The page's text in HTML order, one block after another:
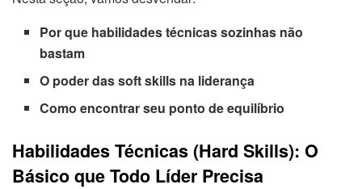
Por que habilidades técnicas sozinhas não
bastam
O poder das soft skills na liderança
Como encontrar seu ponto de equilíbrio
Habilidades Técnicas (Hard Skills): O
Básico que Todo Líder Precisa